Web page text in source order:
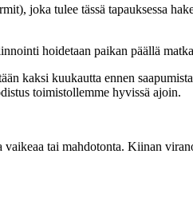
joka tulee tässä tapauksessa
hoidetaan paikan päällä
kaksi kuukautta ennen
toimistollemme hyvissä ajoin.
tai mahdotonta. Kiinan